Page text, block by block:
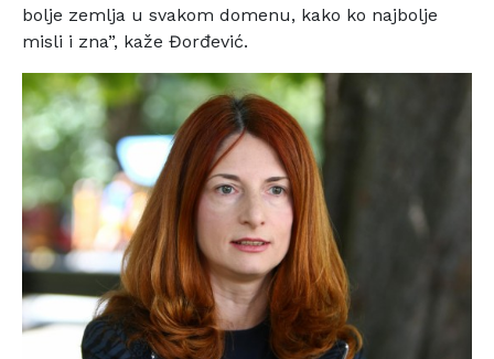
bolje zemlja u svakom domenu, kako ko najbolje
misli i zna”, kaže Đorđević.